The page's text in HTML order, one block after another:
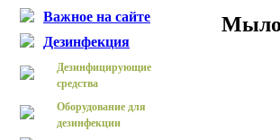
Важное на сайте
Дезинфекция
Дезинфицирующие
средства
Оборудование для
дезинфекции
Мыло